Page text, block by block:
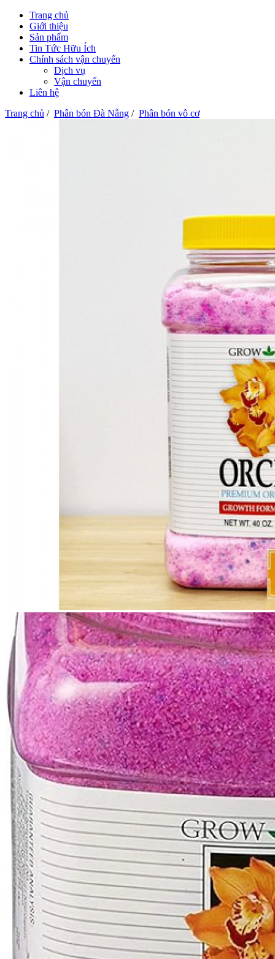
Trang chủ
Giới thiệu
Sản phẩm
Tin Tức Hữu Ích
Chính sách vận chuyển
Dịch vụ
Vận chuyển
Liên hệ
Trang chủ / Phân bón Đà Nẵng / Phân bón vô cơ